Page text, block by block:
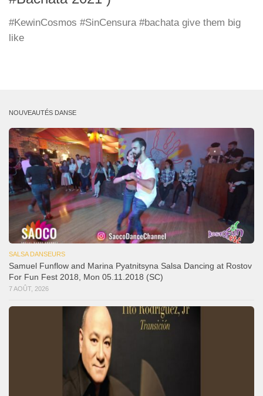
#KewinCosmos #SinCensura #bachata give them big
like
NOUVEAUTÉS DANSE
SALSA DANSEURS
Samuel Funflow and Marina Pyatnitsyna Salsa Dancing at Rostov
For Fun Fest 2018, Mon 05.11.2018 (SC)
7 AOÛT, 2026